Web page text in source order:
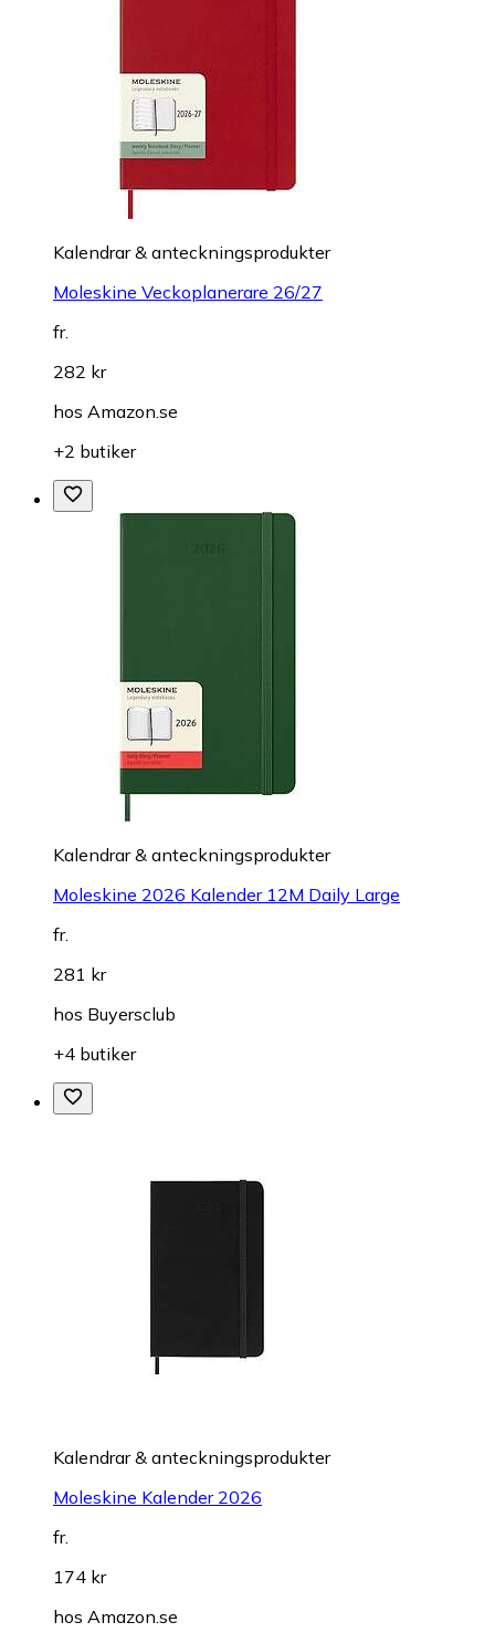
Kalendrar & anteckningsprodukter
Moleskine Veckoplanerare 26/27
fr.
282 kr
hos Amazon.se
+2 butiker
Kalendrar & anteckningsprodukter
Moleskine 2026 Kalender 12M Daily Large
fr.
281 kr
hos Buyersclub
+4 butiker
Kalendrar & anteckningsprodukter
Moleskine Kalender 2026
fr.
174 kr
hos Amazon.se